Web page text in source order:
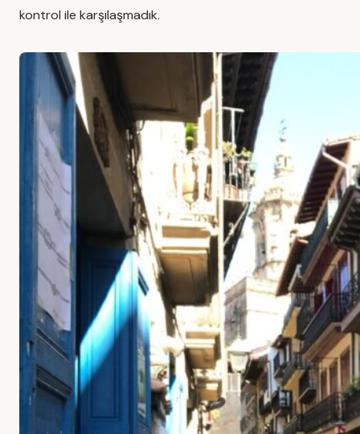
kontrol ile karşılaşmadık.